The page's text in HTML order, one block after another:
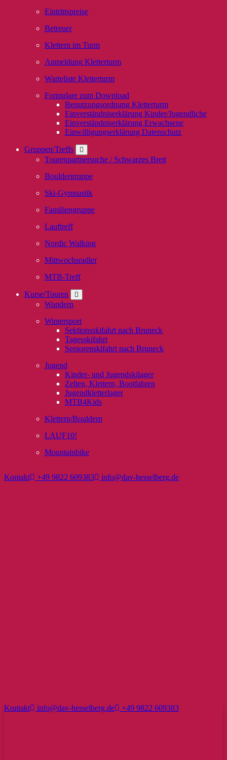
Eintrittspreise
Betreuer
Klettern im Turm
Anmeldung Kletterturm
Warteliste Kletterturm
Formulare zum Download
Benutzungsordnung Kletterturm
Einverständniserklärung Kinder/Jugendliche
Einverständniserklärung Erwachsene
Einwilligungserklärung Datenschutz
Gruppen/Treffs
Tourenpartnersuche / Schwarzes Brett
Bouldergruppe
Ski-Gymnastik
Familiengruppe
Lauftreff
Nordic Walking
Mittwochsradler
MTB-Treff
Kurse/Touren
Wandern
Wintersport
Sektionsskifahrt nach Bruneck
Tagesskifahrt
Seniorenskifahrt nach Bruneck
Jugend
Kinder- und Jugendskilager
Zelten, Klettern, Bootfahren
Jugendkletterlager
MTB4Kids
Klettern/Bouldern
LAUF10!
Mountainbike
Kontakt +49 9822 609383 info@dav-hesselberg.de
Kontakt info@dav-hesselberg.de +49 9822 609383